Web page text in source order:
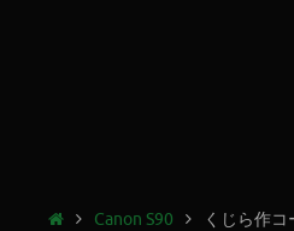
Canon S90 くじら作コ